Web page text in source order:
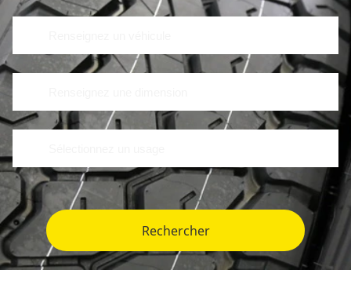
Rechercher